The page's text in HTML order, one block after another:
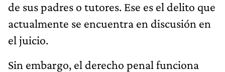
de sus padres o tutores. Ese es el delito que
actualmente se encuentra en discusión en
el juicio.
Sin embargo, el derecho penal funciona